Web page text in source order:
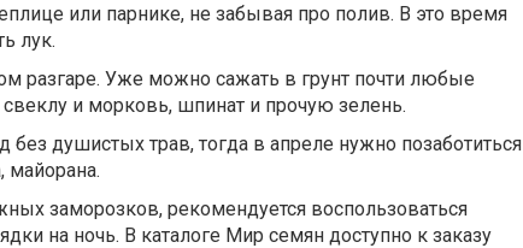
или парнике, не забывая про полив. В это время
лук.
разгаре. Уже можно сажать в грунт почти любые
и морковь, шпинат и прочую зелень.
без душистых трав, тогда в апреле нужно позаботиться
майорана.
заморозков, рекомендуется воспользоваться
на ночь. В каталоге Мир семян доступно к заказу